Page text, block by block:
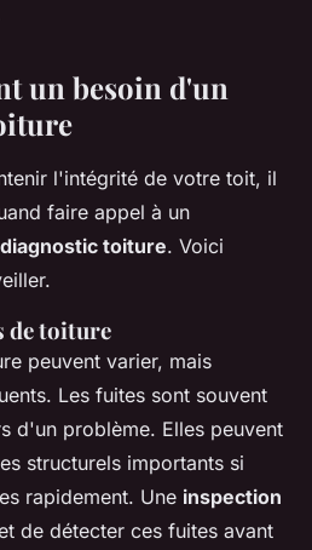
un besoin d'un
l'intégrité de votre toit, il
faire appel à un
diagnostic toiture. Voici
de toiture
peuvent varier, mais
Les fuites sont souvent
d'un problème. Elles peuvent
structurels importants si
rapidement. Une inspection
de détecter ces fuites avant